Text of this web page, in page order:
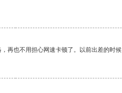
也不用担心网速卡顿了。以前出差的时